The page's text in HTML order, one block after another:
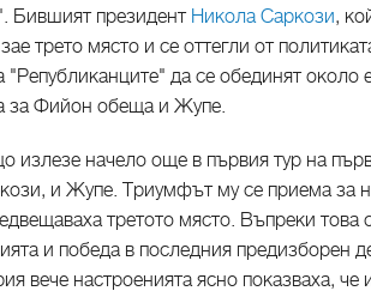
Бившият президент Никола Саркози,
трето място и се оттегли от
"Републиканците" да се обединят около
за Фийон обеща и Жупе.
излезе начело още в първия тур на
и Жупе. Триумфът му се приема за
третото място. Въпреки това
и победа в последния предизборен
вече настроенията ясно показваха,